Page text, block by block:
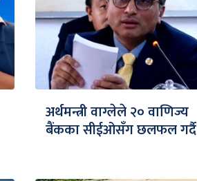
अर्थमन्त्री वाग्लेले २० वाणिज्य
बैंकका सीईओसँग छलफल गर्दै